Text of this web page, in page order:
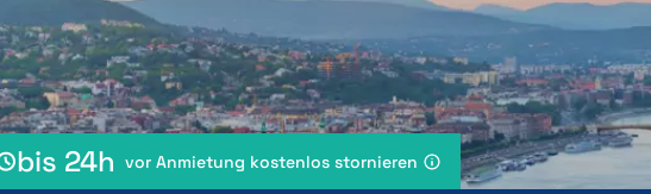
bis 24h vor Anmietung kostenlos stornieren